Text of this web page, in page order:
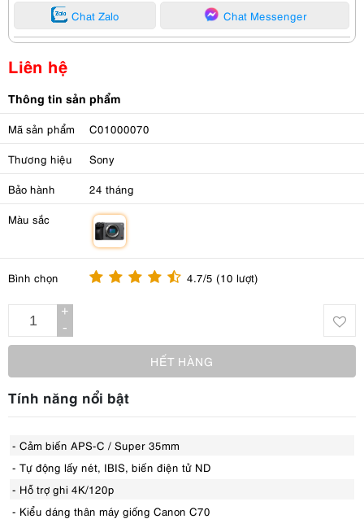
Chat Zalo Chat Messenger
Liên hệ
Thông tin sản phẩm
Mã sản phẩm C01000070
Thương hiệu Sony
Bảo hành 24 tháng
Màu sắc
Bình chọn 4.7/5 (10 lượt)
+
-
HẾT HÀNG
Tính năng nổi bật
- Cảm biến APS-C / Super 35mm
- Tự động lấy nét, IBIS, biến điện tử ND
- Hỗ trợ ghi 4K/120p
- Kiểu dáng thân máy giống Canon C70